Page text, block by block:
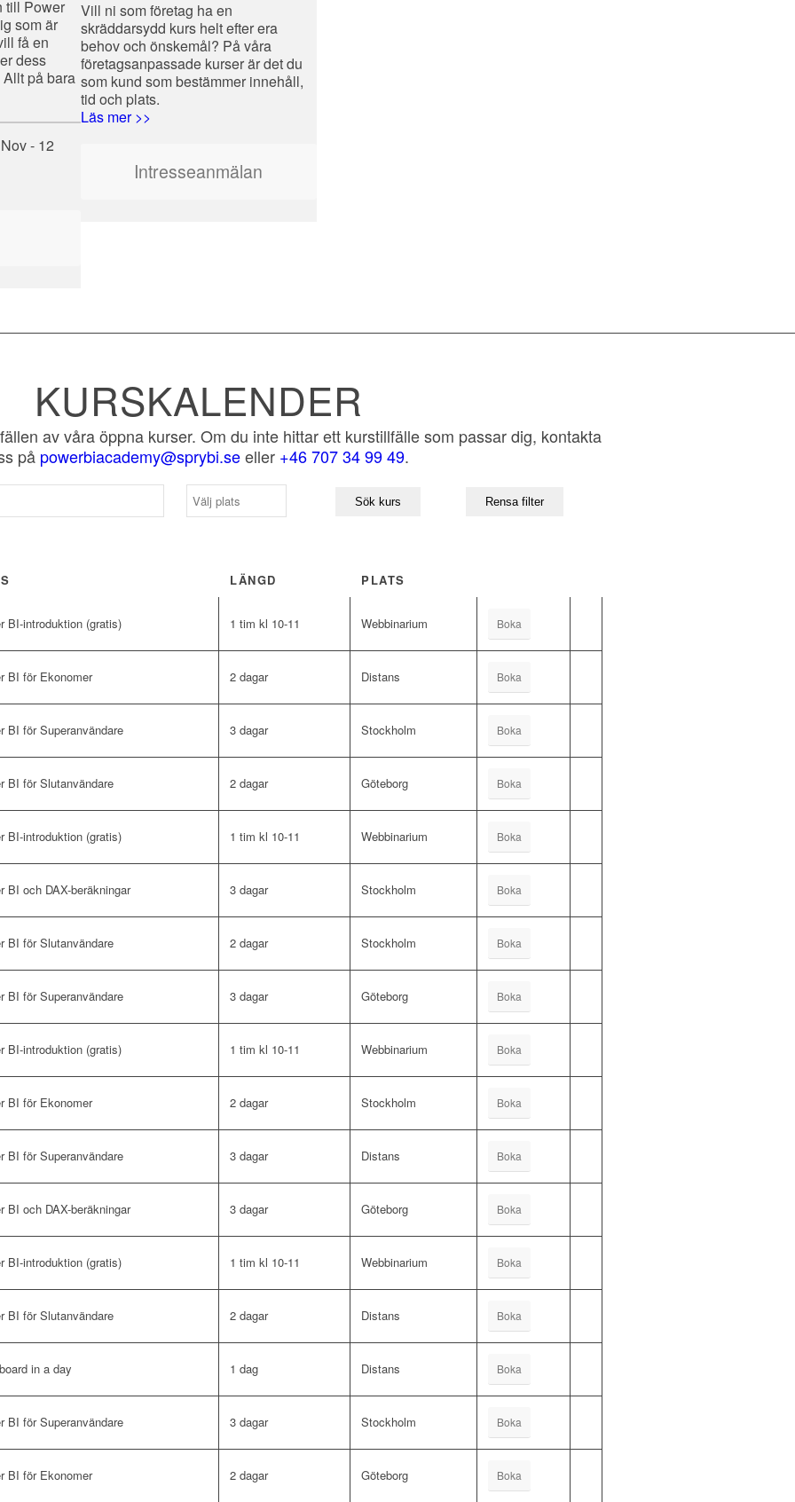
till Power
som är
få en
dess
på bara
- 12
Vill ni som företag ha en
skräddarsydd kurs helt efter era
behov och önskemål? På våra
företagsanpassade kurser är det du
som kund som bestämmer innehåll,
tid och plats.
Läs mer >>
Intresseanmälan
KURSKALENDER
av våra öppna kurser. Om du inte hittar ett kurstillfälle som passar dig, kontakta
på powerbiacademy@sprybi.seeller +46 707 34 99 49.
LÄNGD PLATS
BI-introduktion (gratis) 1 tim kl 10-11 Webbinarium Boka
BI för Ekonomer 2 dagar Distans Boka
BI för Superanvändare 3 dagar Stockholm Boka
BI för Slutanvändare 2 dagar Göteborg Boka
BI-introduktion (gratis) 1 tim kl 10-11 Webbinarium Boka
BI och DAX-beräkningar 3 dagar Stockholm Boka
BI för Slutanvändare 2 dagar Stockholm Boka
BI för Superanvändare 3 dagar Göteborg Boka
BI-introduktion (gratis) 1 tim kl 10-11 Webbinarium Boka
BI för Ekonomer 2 dagar Stockholm Boka
BI för Superanvändare 3 dagar Distans Boka
BI och DAX-beräkningar 3 dagar Göteborg Boka
BI-introduktion (gratis) 1 tim kl 10-11 Webbinarium Boka
BI för Slutanvändare 2 dagar Distans Boka
in a day 1 dag Distans Boka
BI för Superanvändare 3 dagar Stockholm Boka
BI för Ekonomer 2 dagar Göteborg Boka